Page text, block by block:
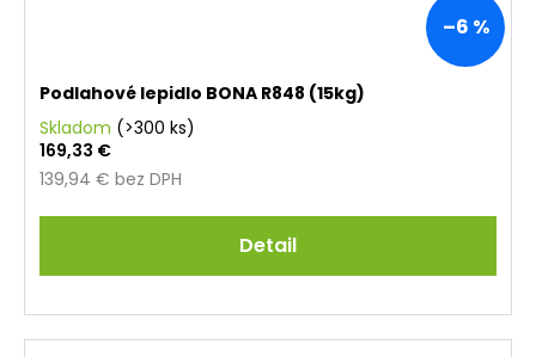
–6 %
Podlahové lepidlo BONA R848 (15kg)
Skladom (>300 ks)
139,94 € bez DPH
169,33 €
Detail